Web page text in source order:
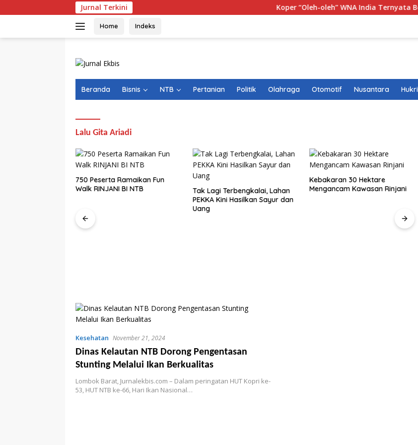
ke
Jurnal Terkini Koper “Oleh-oleh” WNA India Ternyata Berisi
Home Indeks
Beranda Bisnis NTB Pertanian Politik Olahraga Otomotif Nusantara
Lalu Gita Ariadi
750 Peserta Ramaikan Fun
Walk RINJANI BI NTB
Tak Lagi Terbengkalai, Lahan
PEKKA Kini Hasilkan Sayur dan
Uang
Kebakaran 30 Hektare
Mengancam Kawasan Rinjani
Kesehatan November 21, 2024
Dinas Kelautan NTB Dorong Pengentasan
Stunting Melalui Ikan Berkualitas
Lombok Barat, Jurnalekbis.com – Dalam peringatan HUT Kopri ke-
53, HUT NTB ke-66, Hari Ikan Nasional…